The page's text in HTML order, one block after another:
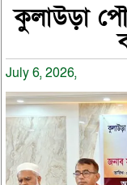
কুলাউড়া
July 6, 2026,